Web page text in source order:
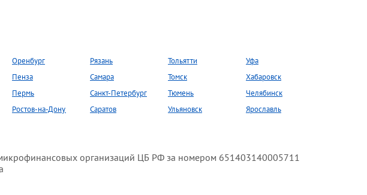
Оренбург
Пенза
Пермь
Ростов-на-Дону
Рязань
Самара
Санкт-Петербург
Саратов
Тольятти
Томск
Тюмень
Ульяновск
Уфа
Хабаровск
Челябинск
Ярославль
организаций ЦБ РФ за номером 651403140005711